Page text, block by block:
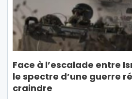
Face à l’escalade entre
le spectre d’une guerre
craindre